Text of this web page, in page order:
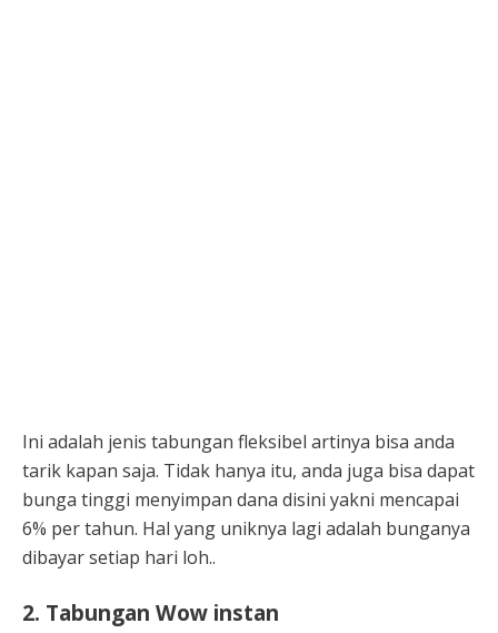
Ini adalah jenis tabungan fleksibel artinya bisa anda
tarik kapan saja. Tidak hanya itu, anda juga bisa dapat
bunga tinggi menyimpan dana disini yakni mencapai
6% per tahun. Hal yang uniknya lagi adalah bunganya
dibayar setiap hari loh..
2. Tabungan Wow instan